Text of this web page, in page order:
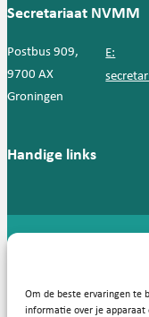
Om de beste ervaringen te
informatie over je apparaat
Secretariaat NVMM
Postbus 909,
9700 AX
Groningen
E:
Handige links
Copyright © 2026,
Privacy statement Cookies